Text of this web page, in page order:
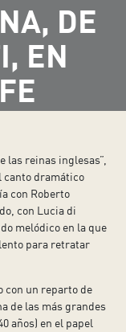
DE
EN
las reinas inglesas”,
canto dramático
con Roberto
con Lucia di
melódico en la que
para retratar
con un reparto de
de las más grandes
años) en el papel